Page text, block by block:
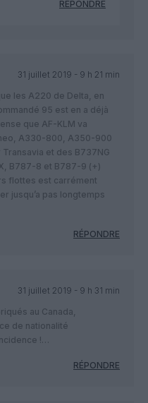
RÉPONDRE
31 juillet 2019 - 9 h 21 min
les A220 de Delta, en
95 est en a déjà
que AF-KLM va
A330-800, A350-900
et des B737NG
B787-8 et B787-9 (+)
flottes est carrément
jusqu’a pas longtemps
RÉPONDRE
31 juillet 2019 - 9 h 31 min
au Canada,
de nationalité
!…
RÉPONDRE